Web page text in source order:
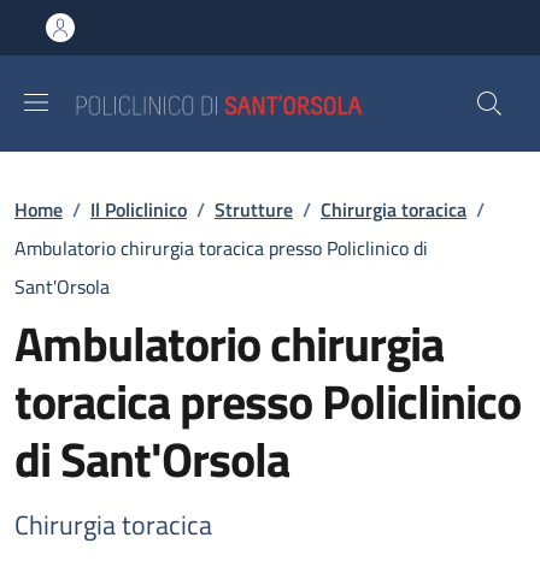
al contenuto principale
to footer content
Briciole di pane
Home / Il Policlinico / Strutture / Chirurgia toracica /
Ambulatorio chirurgia toracica presso Policlinico di
Sant'Orsola
Ambulatorio chirurgia
toracica presso Policlinico
di Sant'Orsola
Chirurgia toracica